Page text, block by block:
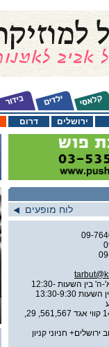
דרום ירושלים
לוח מופעים
09-
ימים א'-ה' בין השעות 12:30-
10:00, 20:00-16:00 יום ו' בין השעות 13:30-9:30
ציבורית, קווי דן 149 קווי אגד 561,567, 29,
חניוני קניון